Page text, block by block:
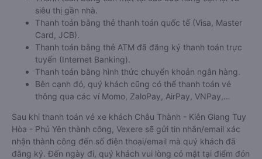
siêu thị gần nhà.
Thanh toán bằng thẻ thanh toán quốc tế (Visa, Master
Card, JCB).
Thanh toán bằng thẻ ATM đã đăng ký thanh toán trực
tuyến (Internet Banking).
Thanh toán bằng hình thức chuyển khoản ngân hàng.
Bên cạnh đó, quý khách cũng có thể thanh toán vé
thông qua các ví Momo, ZaloPay, AirPay, VNPay,…
Sau khi thanh toán vé xe khách Châu Thành - Kiên Giang Tuy
Hòa - Phú Yên thành công, Vexere sẽ gửi tin nhắn/email xác
nhận thành công đến số điện thoại/email mà quý khách đã
đăng ký. Đến ngày đi, quý khách vui lòng có mặt tại điểm đón